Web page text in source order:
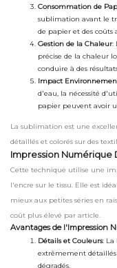
Consommation de
sublimation avant le
de papier et des coûts
Gestion de la Chaleur:
précise de la chaleur
conduire à des
Impact
d'eau, la nécessité
papier peuvent avoir
La sublimation est une
détaillés et colorés sur des
Impression Numérique
Cette technique utilise une
l'encre sur le tissu. Elle est
mieux aux petites séries en
coût plus élevé par article.
Avantages de l'Impression
Détails et Couleurs: La
extrêmement détaillés
dégradés.